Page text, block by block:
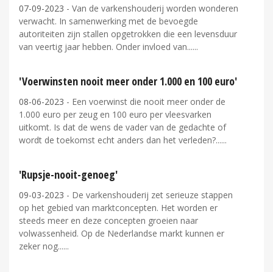
07-09-2023 - Van de varkenshouderij worden wonderen
verwacht. In samenwerking met de bevoegde
autoriteiten zijn stallen opgetrokken die een levensduur
van veertig jaar hebben. Onder invloed van...
'Voerwinsten nooit meer onder 1.000 en 100 euro'
08-06-2023 - Een voerwinst die nooit meer onder de
1.000 euro per zeug en 100 euro per vleesvarken
uitkomt. Is dat de wens de vader van de gedachte of
wordt de toekomst echt anders dan het verleden?...
'Rupsje-nooit-genoeg'
09-03-2023 - De varkenshouderij zet serieuze stappen
op het gebied van marktconcepten. Het worden er
steeds meer en deze concepten groeien naar
volwassenheid. Op de Nederlandse markt kunnen er
zeker nog...